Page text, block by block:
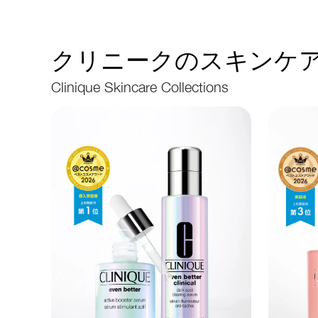
クリニークのスキンケ
Clinique Skincare Collections